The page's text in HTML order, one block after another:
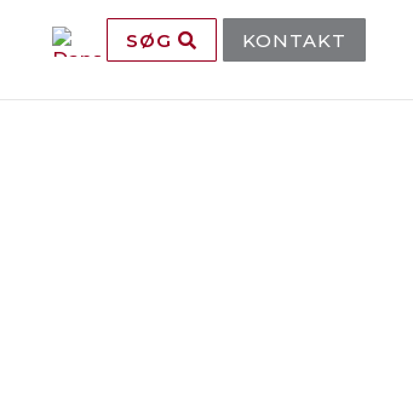
SØG KONTAKT